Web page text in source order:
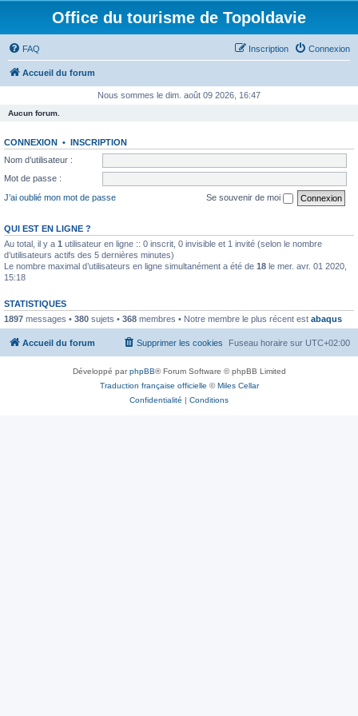
Office du tourisme de Topoldavie
FAQ Connexion
Inscription
Accueil du forum
Nous sommes le dim. août 09 2026, 16:47
Aucun forum.
CONNEXION • INSCRIPTION
Nom d’utilisateur :
Mot de passe :
J’ai oublié mon mot de passe
Se souvenir de moi
QUI EST EN LIGNE ?
Au total, il y a 1 utilisateur en ligne :: 0 inscrit, 0 invisible et 1 invité (selon le nombre
d’utilisateurs actifs des 5 dernières minutes)
Le nombre maximal d’utilisateurs en ligne simultanément a été de 18 le mer. avr. 01 2020,
15:18
STATISTIQUES
1897 messages • 380 sujets • 368 membres • Notre membre le plus récent est abaqus
Accueil du forum Fuseau horaire sur UTC+02:00
Supprimer les cookies
Développé parphpBB® Forum Software © phpBB Limited
Traduction française officielle ©Miles Cellar
Confidentialité | Conditions